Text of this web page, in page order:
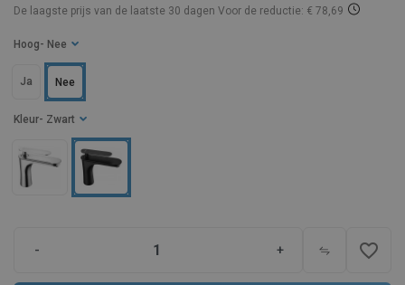
De laagste prijs van de laatste 30 dagen Voor de reductie: € 78,69
Kleur - Zwart
Hoog - Nee
Ja Nee
- + favorite_border